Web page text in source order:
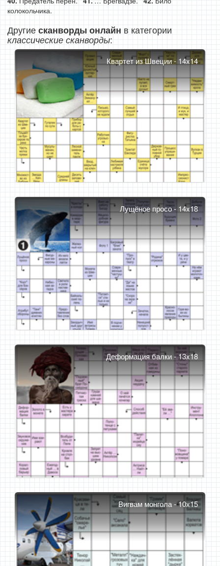
колокольчика.
Другиесканворды онлайн в категории
классические сканворды:
Квартет из Швеции - 14x14
Лущёное просо - 14x18
Деформация балки - 13x18
Вигвам монгола - 10x15